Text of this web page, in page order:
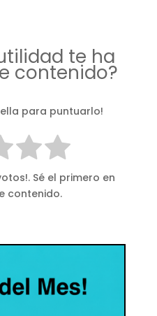
te ha
contenido?
para puntuarlo!
Sé el primero en
contenido.